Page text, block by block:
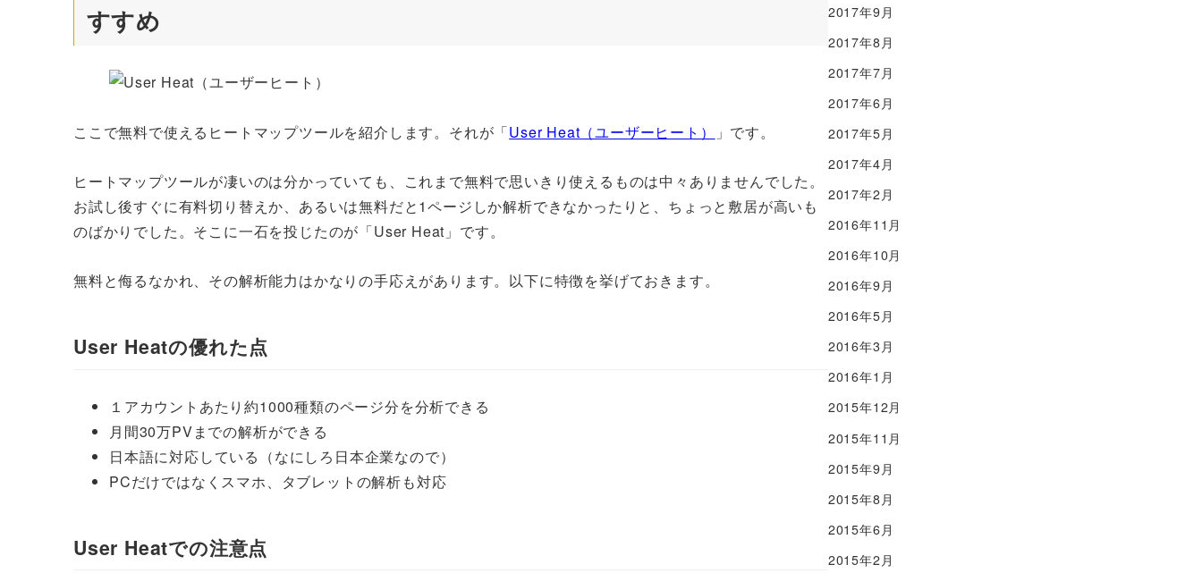
すすめ
ここで無料で使えるヒートマップツールを紹介します。それが「User Heat（ユーザーヒート） 」です。
ヒートマップツールが凄いのは分かっていても、これまで無料で思いきり使えるものは中々ありませんでした。
お試し後すぐに有料切り替えか、あるいは無料だと1ページしか解析できなかったりと、ちょっと敷居が高いも
のばかりでした。そこに一石を投じたのが「User Heat」です。
無料と侮るなかれ、その解析能力はかなりの手応えがあります。以下に特徴を挙げておきます。
User Heatの優れた点
１アカウントあたり約1000種類のページ分を分析できる
月間30万PVまでの解析ができる
日本語に対応している（なにしろ日本企業なので）
PCだけではなくスマホ、タブレットの解析も対応
User Heatでの注意点
2017年9月
2017年8月
2017年7月
2017年6月
2017年5月
2017年4月
2017年2月
2016年11月
2016年10月
2016年9月
2016年5月
2016年3月
2016年1月
2015年12月
2015年11月
2015年9月
2015年8月
2015年6月
2015年2月